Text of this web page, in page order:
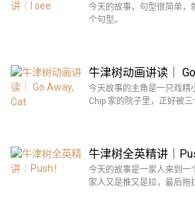
今天的故事，句型很简单
个句型。
牛津树动画讲读｜
今天故事的主角是一只戏精
Chip 家的院子里，正好被三
牛津树全英精讲｜
今天的故事是一家人来到一
家人又是推又是拉，最后